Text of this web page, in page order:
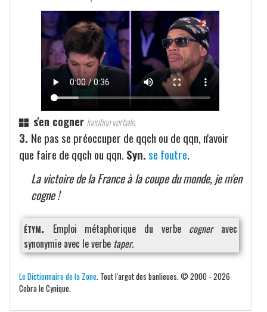
s'en cogner locution verbale.
3. Ne pas se préoccuper de qqch ou de qqn, n'avoir
que faire de qqch ou qqn. Syn.se foutre.
La victoire de la France à la coupe du monde, je m'en
cogne !
étym.
Emploi métaphorique du verbe cogneravec
synonymie avec le verbe taper.
Le Dictionnaire de la Zone. Tout l'argot des banlieues. © 2000 - 2026
Cobra le Cynique.